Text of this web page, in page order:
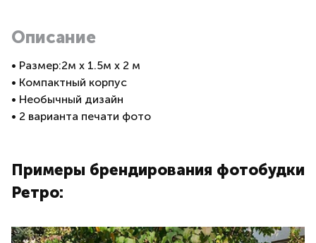
Описание
• Размер:2м x 1.5м x 2 м
• Компактный корпус
• Необычный дизайн
• 2 варианта печати фото
Примеры брендирования фотобудки
Ретро: